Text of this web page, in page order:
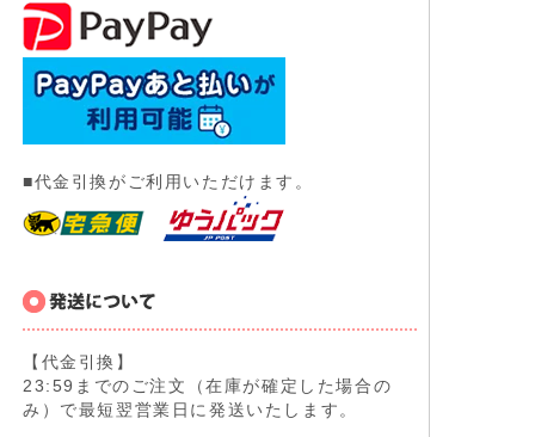
■代金引換がご利用いただけます。
【代金引換】
23:59までのご注文（在庫が確定した場合の
み）で最短翌営業日に発送いたします。